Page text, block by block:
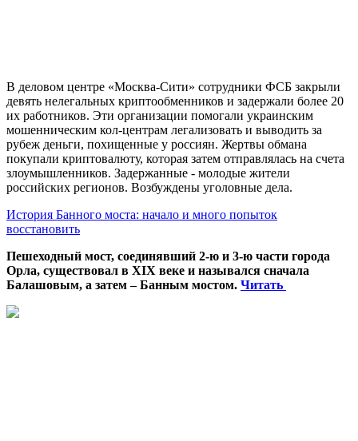
В деловом центре «Москва-Сити» сотрудники ФСБ закрыли
девять нелегальных криптообменников и задержали более 20
их работников. Эти организации помогали украинским
мошенническим кол-центрам легализовать и выводить за
рубеж деньги, похищенные у россиян. Жертвы обмана
покупали криптовалюту, которая затем отправлялась на счета
злоумышленников. Задержанные - молодые жители
российских регионов. Возбуждены уголовные дела.
История Банного моста: начало и много попыток
восстановить
Пешеходный мост, соединявший 2-ю и 3-ю части города
Орла, существовал в XIX веке и назывался сначала
Балашовым, а затем – Банным мостом. Читать